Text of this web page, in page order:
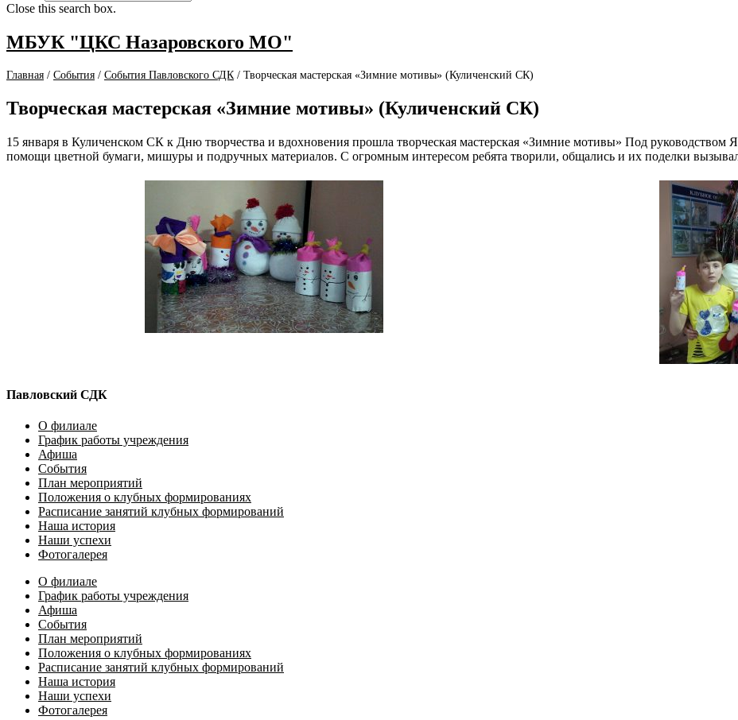
Close this search box.
МБУК "ЦКС Назаровского МО"
Главная / События / События Павловского СДК / Творческая мастерская «Зимние мотивы» (Куличенский СК)
Творческая мастерская «Зимние мотивы» (Куличенский СК)
15 января в Куличенском СК к Дню творчества и вдохновения прошла творческая мастерская «Зимние мотивы» Под
помощи цветной бумаги, мишуры и подручных материалов. С огромным интересом ребята творили, общались и их поделки
Павловский СДК
О филиале
График работы учреждения
Афиша
События
План мероприятий
Положения о клубных формированиях
Расписание занятий клубных формирований
Наша история
Наши успехи
Фотогалерея
О филиале
График работы учреждения
Афиша
События
План мероприятий
Положения о клубных формированиях
Расписание занятий клубных формирований
Наша история
Наши успехи
Фотогалерея